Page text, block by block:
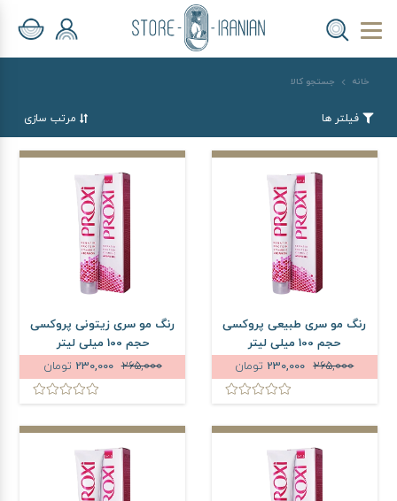
خانه جستجو کالا
فیلتر ها مرتب سازی
رنگ مو سری طبیعی پروکسی
حجم 100 میلی لیتر
265,000
تومان
رنگ مو سری زیتونی پروکسی
حجم 100 میلی لیتر
265,000
230,000 تومان